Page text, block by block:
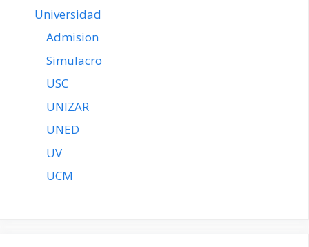
Universidad
Admision
Simulacro
USC
UNIZAR
UNED
UV
UCM